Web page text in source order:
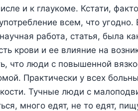
и к глаукоме. Кстати,
всем, что угодно.
работа, статья, была
крови и ее влияние на
что люди с повышенной
Практически у всех
Тучные люди с
много едят, не то едят,